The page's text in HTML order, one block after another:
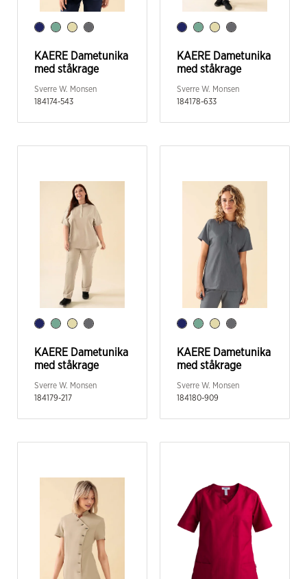
KAERE Dametunika
med ståkrage
Sverre W. Monsen
184174-543
KAERE Dametunika
med ståkrage
Sverre W. Monsen
184178-633
KAERE Dametunika
med ståkrage
Sverre W. Monsen
184179-217
KAERE Dametunika
med ståkrage
Sverre W. Monsen
184180-909